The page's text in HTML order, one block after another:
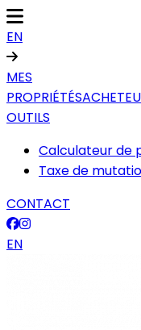
EN
MES
PROPRIÉTÉS
OUTILS
Calculateur de
Taxe de
CONTACT
EN